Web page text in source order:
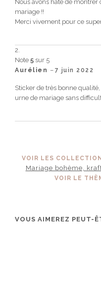
Nous avons hâte de
mariage !!
Merci vivement pour ce
Note 5 sur 5
Aurélien – 7 juin 2022
Sticker de très bonne
urne de mariage sans
VOIR LES
Mariage bohème,
VOIR LE
VOUS AIMEREZ PEUT-